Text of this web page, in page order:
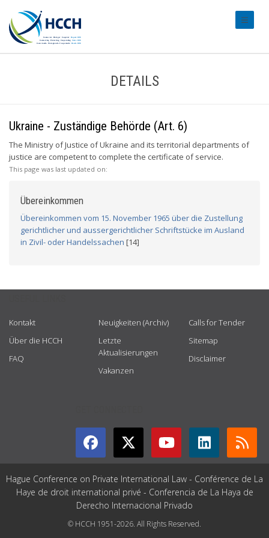
DETAILS
Ukraine - Zuständige Behörde (Art. 6)
The Ministry of Justice of Ukraine and its territorial departments of
justice are competent to complete the certificate of service.
This page was last updated on:
Übereinkommen
Übereinkommen vom 15. November 1965 über die Zustellung
gerichtlicher und aussergerichtlicher Schriftstücke im Ausland
in Zivil- oder Handelssachen [14]
Kontakt
Über die HCCH
FAQ
Neuigkeiten (Archiv)
Letzte
Aktualisierungen
Vakanzen
Calls for Tender
Sitemap
Disclaimer
Hague Conference on Private International Law - Conférence de La
Haye de droit international privé - Conferencia de La Haya de
Derecho Internacional Privado
© HCCH 1951-2026. All Rights Reserved.